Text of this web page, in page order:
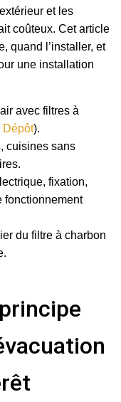
et les
coûteux. Cet article
quand l’installer, et
une installation
avec filtres à
Dépôt).
cuisines sans
fixation,
fonctionnement
du filtre à charbon